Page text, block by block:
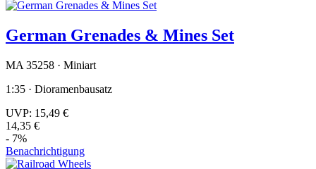
German Grenades & Mines Set
MA 35258 · Miniart
1:35 · Dioramenbausatz
UVP: 15,49 €
14,35 €
- 7%
Benachrichtigung